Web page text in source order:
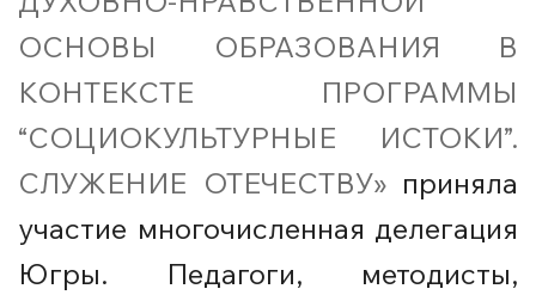
ОСНОВЫ ОБРАЗОВАНИЯ В
КОНТЕКСТЕ ПРОГРАММЫ
“СОЦИОКУЛЬТУРНЫЕ ИСТОКИ”.
СЛУЖЕНИЕ ОТЕЧЕСТВУ»приняла
участие многочисленная делегация
Югры. Педагоги, методисты,